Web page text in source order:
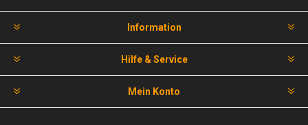
Information
Hilfe & Service
Mein Konto